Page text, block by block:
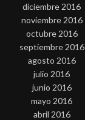
diciembre 2016
noviembre 2016
octubre 2016
septiembre 2016
agosto 2016
julio 2016
junio 2016
mayo 2016
abril 2016